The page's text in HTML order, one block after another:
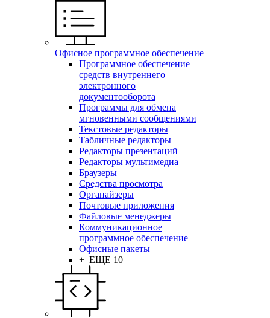
Офисное программное обеспечение
Программное обеспечение
средств внутреннего
электронного
документооборота
Программы для обмена
мгновенными сообщениями
Текстовые редакторы
Табличные редакторы
Редакторы презентаций
Редакторы мультимедиа
Браузеры
Средства просмотра
Органайзеры
Почтовые приложения
Файловые менеджеры
Коммуникационное
программное обеспечение
Офисные пакеты
+ ЕЩЕ 10